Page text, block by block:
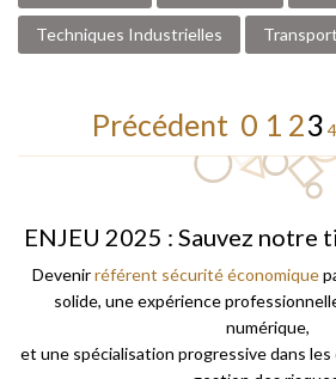
Techniques Industrielles Transport
Précédent 0 1 23 4
ENJEU 2025 : Sauvez notre
Devenirréférent sécurité économique
solide, une expérience
numérique,
et une spécialisation progressive dans